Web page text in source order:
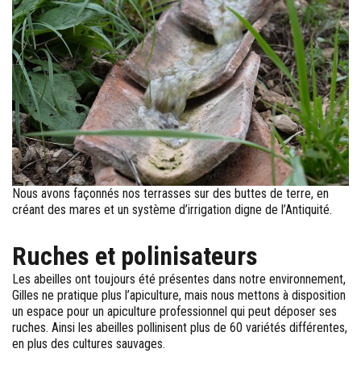
Nous avons façonnés nos terrasses sur des buttes de terre, en
créant des mares et un système d’irrigation digne de l’Antiquité.
Ruches et polinisateurs
Les abeilles ont toujours été présentes dans notre environnement,
Gilles ne pratique plus l’apiculture, mais nous mettons à disposition
un espace pour un apiculture professionnel qui peut déposer ses
ruches. Ainsi les abeilles pollinisent plus de 60 variétés différentes,
en plus des cultures sauvages.